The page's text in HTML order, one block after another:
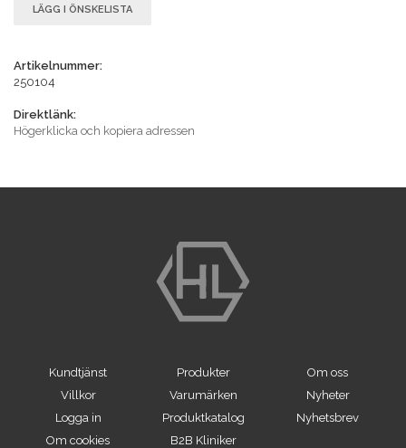
LÄGG I ÖNSKELISTA
Artikelnummer:
250104
Direktlänk:
Högerklicka och kopiera adressen
Kundtjänst
Villkor
Logga in
Om cookies
Produkter
Varumärken
Produktkatalog
B2B Kliniker
Om oss
Nyheter
Nyhetsbrev